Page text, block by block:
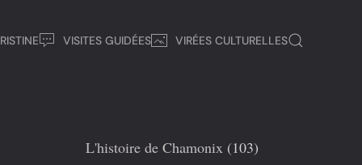
VISITES GUIDÉES VIRÉES CULTURELLES
L'histoire de Chamonix (103)